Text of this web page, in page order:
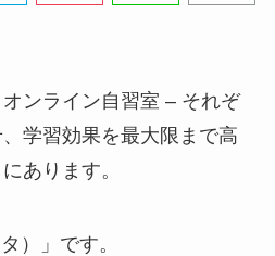
ンライン自習室 – それぞ
学習効果を最大限まで高
あります。
）」です。